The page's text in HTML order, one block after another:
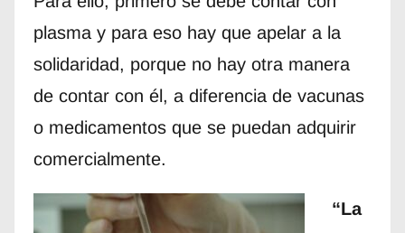
plasma y para eso hay que apelar a la
solidaridad, porque no hay otra manera
de contar con él, a diferencia de vacunas
o medicamentos que se puedan adquirir
comercialmente.
“La